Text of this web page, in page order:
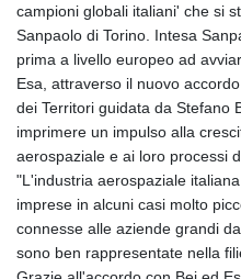
campioni globali italiani' che si
Sanpaolo di Torino. Intesa
prima a livello europeo ad
Esa, attraverso il nuovo
dei Territori guidata da Stefano
imprimere un impulso alla
aerospaziale e ai loro processi
"L'industria aerospaziale
imprese in alcuni casi molto
connesse alle aziende grandi
sono ben rappresentate nella